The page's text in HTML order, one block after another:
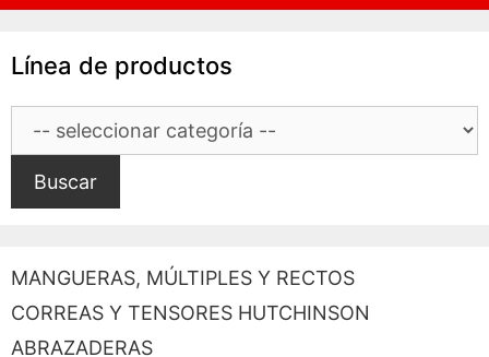
Línea de productos
Buscar
MANGUERAS, MÚLTIPLES Y RECTOS
CORREAS Y TENSORES HUTCHINSON
ABRAZADERAS